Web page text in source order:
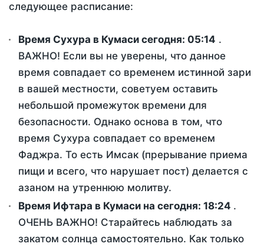
следующее расписание:
Время Сухура в Кумаси сегодня: 05:14 .
ВАЖНО! Если вы не уверены, что данное
время совпадает со временем истинной зари
в вашей местности, советуем оставить
небольшой промежуток времени для
безопасности. Однако основа в том, что
время Сухура совпадает со временем
Фаджра. То есть Имсак (прерывание приема
пищи и всего, что нарушает пост) делается с
азаном на утреннюю молитву.
Время Ифтара в Кумаси на сегодня: 18:24 .
ОЧЕНЬ ВАЖНО! Старайтесь наблюдать за
закатом солнца самостоятельно. Как только